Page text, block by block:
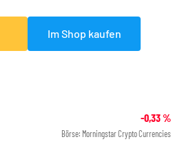
Im Shop kaufen
-0,33%
Börse: Morningstar Crypto Currencies